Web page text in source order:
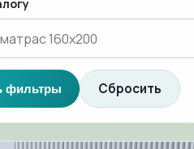
фильтры Сбросить